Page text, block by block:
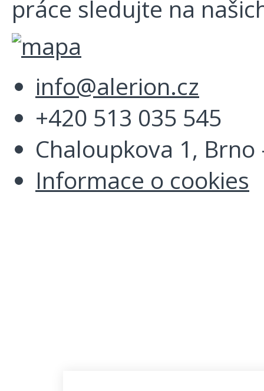
práce sledujte na
info@alerion.cz
+420 513 035 545
Chaloupkova 1,
Informace o cookies